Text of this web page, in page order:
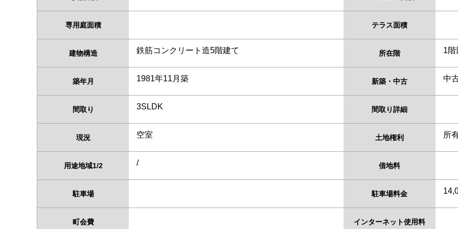
専用庭面積 テラス面積
建物構造 鉄筋コンクリート造5階建て 所在階 1階
築年月 1981年11月築 新築・中古 中
間取り 3SLDK 間取り詳細
現況 空室 土地権利 所
用途地域1/2 / 借地料
駐車場 駐車場料金
町会費 インターネット使用料